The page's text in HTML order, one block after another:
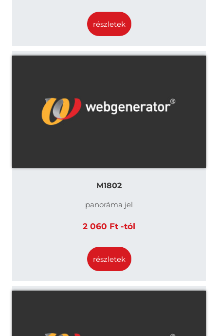
részletek
M1802
panoráma jel
2 060 Ft -tól
részletek